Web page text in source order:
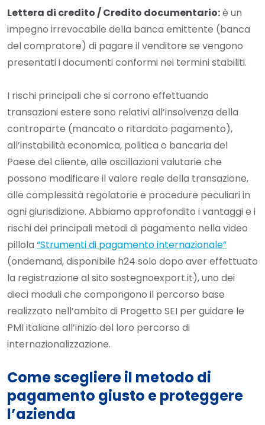
Lettera di credito / Credito documentario:è un
impegno irrevocabile della banca emittente (banca
del compratore) di pagare il venditore se vengono
presentati i documenti conformi nei termini stabiliti.
I rischi principali che si corrono effettuando
transazioni estere sono relativi all’insolvenza della
controparte (mancato o ritardato pagamento),
all’instabilità economica, politica o bancaria del
Paese del cliente, alle oscillazioni valutarie che
possono modificare il valore reale della transazione,
alle complessità regolatorie e procedure peculiari in
ogni giurisdizione. Abbiamo approfondito i vantaggi e i
rischi dei principali metodi di pagamento nella video
pillola “Strumenti di pagamento internazionale”
(ondemand, disponibile h24 solo dopo aver effettuato
la registrazione al sito sostegnoexport.it), uno dei
dieci moduli che compongono il percorso base
realizzato nell’ambito di Progetto SEI per guidare le
PMI italiane all’inizio del loro percorso di
internazionalizzazione.
Come scegliere il metodo di
pagamento giusto e proteggere
l’azienda